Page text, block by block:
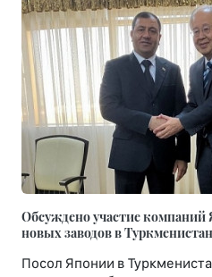
Обсуждено участие компаний
новых заводов в
Посол Японии в